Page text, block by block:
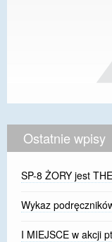
Ostatnie wpisy
SP-8 ŻORY jest
Wykaz
I MIEJSCE w akcji